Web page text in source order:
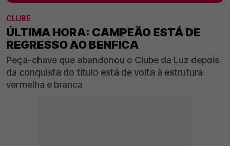
CLUBE
ÚLTIMA HORA: CAMPEÃO ESTÁ DE
REGRESSO AO BENFICA
Peça-chave que abandonou o Clube da Luz depois
da conquista do título está de volta à estrutura
vermelha e branca